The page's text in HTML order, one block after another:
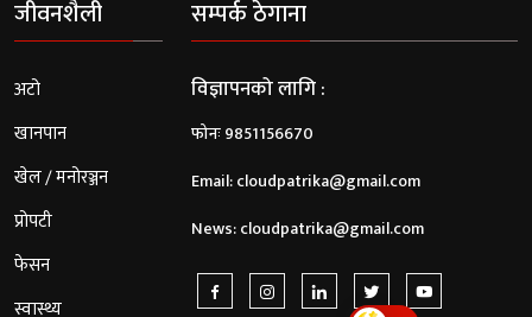
जीवनशैली
अटो
खानपान
खेल / मनोरञ्जन
प्रोपटी
फेसन
स्वास्थ्य
सम्पर्क ठेगाना
विज्ञापनको लागि :
फोनः 9851156670
Email:cloudpatrika@gmail.com
News:cloudpatrika@gmail.com